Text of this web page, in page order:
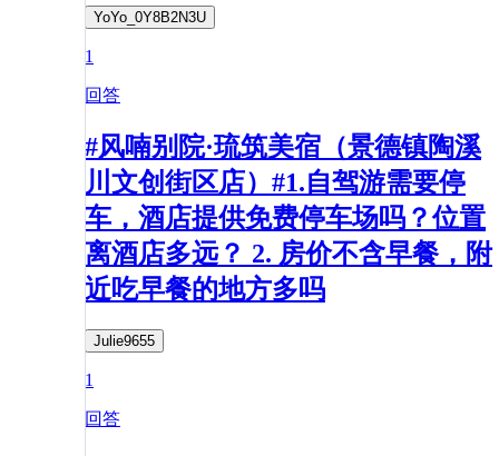
YoYo_0Y8B2N3U
1
回答
#风喃别院·琉筑美宿（景德镇陶溪
川文创街区店）#1.自驾游需要停
车，酒店提供免费停车场吗？位置
离酒店多远？ 2. 房价不含早餐，附
近吃早餐的地方多吗
Julie9655
1
回答